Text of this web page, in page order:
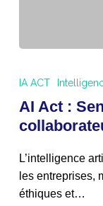
Sensibilisez
vos
grâce
au
Legal
IA ACT
AI Act :
L’intelligence
les entreprises,
éthiques et…